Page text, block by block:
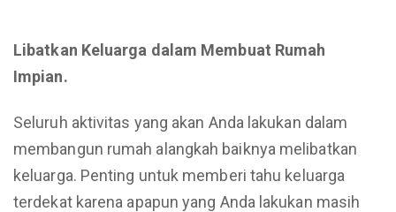
Libatkan Keluarga dalam Membuat Rumah
Impian.
Seluruh aktivitas yang akan Anda lakukan dalam
membangun rumah alangkah baiknya melibatkan
keluarga. Penting untuk memberi tahu keluarga
terdekat karena apapun yang Anda lakukan masih